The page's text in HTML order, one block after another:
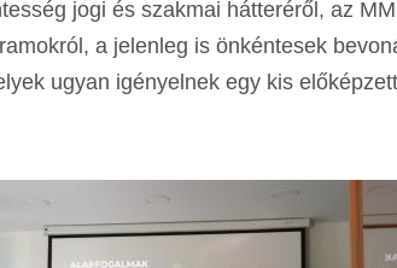
jogi és szakmai hátteréről, az
a jelenleg is önkéntesek
ugyan igényelnek egy kis